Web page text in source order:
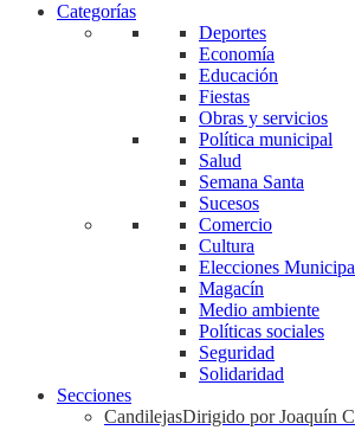
Categorías
Deportes
Economía
Educación
Fiestas
Obras y servicios
Política municipal
Salud
Semana Santa
Sucesos
Comercio
Cultura
Elecciones
Magacín
Medio ambiente
Políticas sociales
Seguridad
Solidaridad
Secciones
CandilejasDirigido por Joaquín